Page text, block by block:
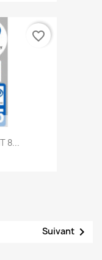
8...
favorite_border
Suivant 